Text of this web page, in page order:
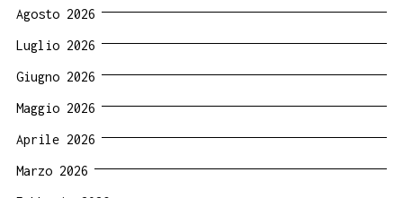
Agosto 2026
Luglio 2026
Giugno 2026
Maggio 2026
Aprile 2026
Marzo 2026